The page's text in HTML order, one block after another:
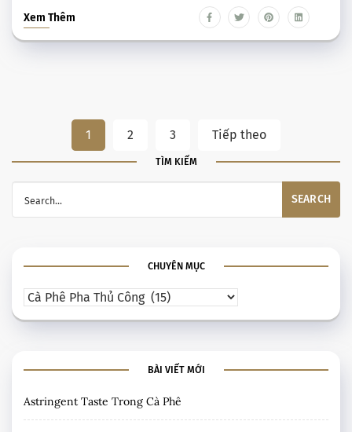
Xem Thêm
1 2 3 Tiếp theo
TÌM KIẾM
CHUYÊN MỤC
BÀI VIẾT MỚI
Astringent Taste Trong Cà Phê